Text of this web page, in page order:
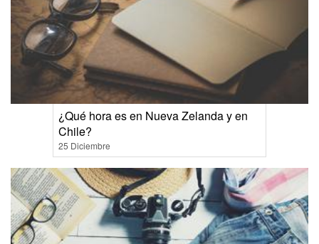
¿Qué hora es en Nueva Zelanda y en
Chile?
25 Diciembre